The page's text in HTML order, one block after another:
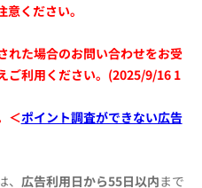
ください。
れた場合のお問い合わせをお受
ご利用ください。(2025/9/16 1
＜ポイント調査ができない広告
広告利用日から55日以内まで